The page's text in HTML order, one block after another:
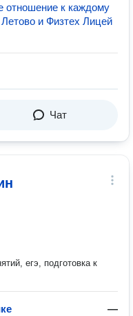
отношение к каждому
и Физтех Лицей
Чат
егэ, подготовка к
—